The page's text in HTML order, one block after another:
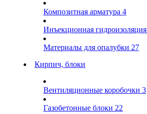
Композитная арматура 4
Инъекционная гидроизоляция
Материалы для опалубки 27
Кирпич, блоки
Вентиляционные коробочки 3
Газобетонные блоки 22